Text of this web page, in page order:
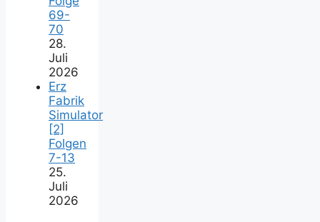
69-
70
28.
Juli
2026
Erz
Fabrik
Simulator
[2]
Folgen
7-13
25.
Juli
2026